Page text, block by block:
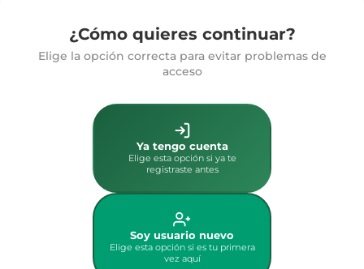
¿Cómo quieres continuar?
Elige la opción correcta para evitar problemas de
acceso
Ya tengo cuenta
Elige esta opción si ya te
registraste antes
Soy usuario nuevo
Elige esta opción si es tu primera
vez aquí